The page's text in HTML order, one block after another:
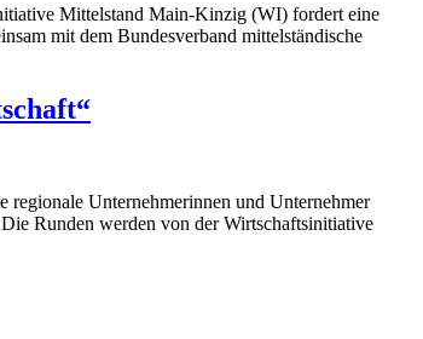
Mittelstand Main-Kinzig (WI) fordert eine
mit dem Bundesverband mittelständische
regionale Unternehmerinnen und Unternehmer
Runden werden von der Wirtschaftsinitiative